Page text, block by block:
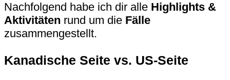
Nachfolgend habe ich dir alle Highlights &
Aktivitäten rund um die Fälle
zusammengestellt.
Kanadische Seite vs. US-Seite